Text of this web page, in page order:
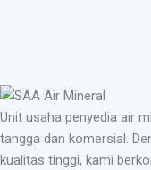
Unit usaha penyedia air
tangga dan komersial.
kualitas tinggi, kami